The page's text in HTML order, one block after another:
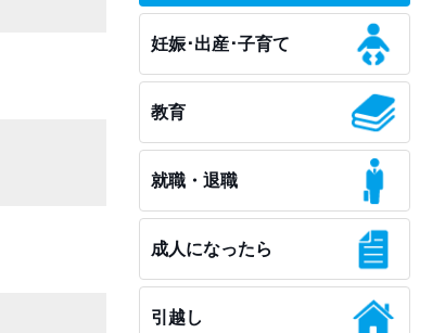
妊娠･出産･子育て
教育
就職・退職
成人になったら
引越し